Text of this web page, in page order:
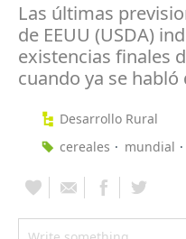
Las últimas
de EEUU (USDA)
existencias finales
cuando ya se habló
Desarrollo Rural
cereales
mundial